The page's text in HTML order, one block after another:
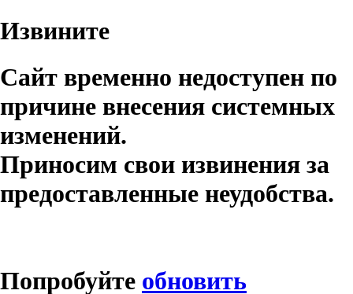
Извините
Сайт временно недоступен по
причине внесения системных
изменений.
Приносим свои извинения за
предоставленные неудобства.
Попробуйте обновить